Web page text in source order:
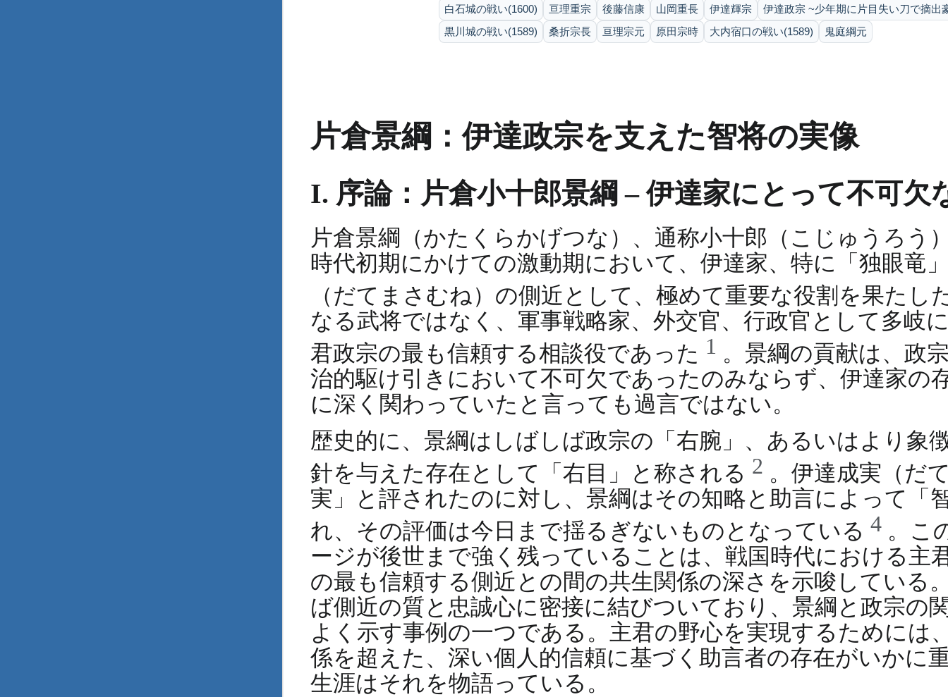
白石城の戦い(1600)
亘理重宗 後藤信康 山岡重長 伊達輝宗
伊達政宗 ~少年期に片目失い刀で摘出
黒川城の戦い(1589)
桑折宗長 亘理宗元 原田宗時 大内宿口の戦い(1589) 鬼庭綱元
片倉景綱：伊達政宗を支えた智将の実像
I. 序論：片倉小十郎景綱 – 伊達家にとって不可欠
片倉景綱（かたくらかげつな）、通称小十郎（こじゅうろう
時代初期にかけての激動期において、伊達家、特に「独眼竜
（だてまさむね）の側近として、極めて重要な役割を果たし
なる武将ではなく、軍事戦略家、外交官、行政官として多岐
君政宗の最も信頼する相談役であった 1 。景綱の貢献は、政
治的駆け引きにおいて不可欠であったのみならず、伊達家の
に深く関わっていたと言っても過言ではない。
歴史的に、景綱はしばしば政宗の「右腕」、あるいはより象
針を与えた存在として「右目」と称される 2 。伊達成実（だ
実」と評されたのに対し、景綱はその知略と助言によって「
れ、その評価は今日まで揺るぎないものとなっている 4 。こ
ージが後世まで強く残っていることは、戦国時代における主
の最も信頼する側近との間の共生関係の深さを示唆している
ば側近の質と忠誠心に密接に結びついており、景綱と政宗の
よく示す事例の一つである。主君の野心を実現するためには
係を超えた、深い個人的信頼に基づく助言者の存在がいかに
生涯はそれを物語っている。